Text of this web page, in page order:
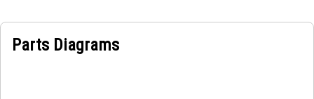
Parts Diagrams